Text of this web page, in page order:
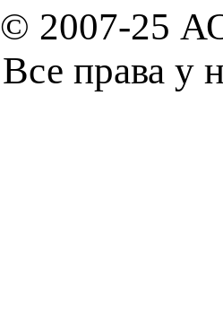
© 2007-25
Все права у